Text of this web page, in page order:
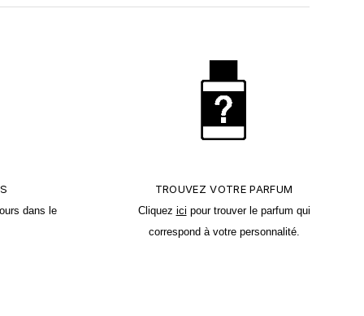
dans le
TROUVEZ VOTRE PARFUM
Cliquez ici pour trouver le parfum qui
correspond à votre personnalité.